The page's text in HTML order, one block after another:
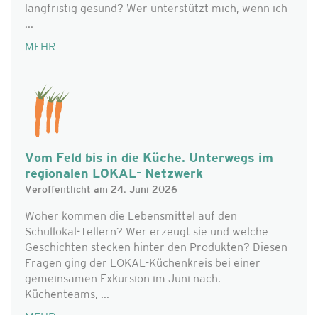
langfristig gesund? Wer unterstützt mich, wenn ich
...
MEHR
Vom Feld bis in die Küche. Unterwegs im
regionalen LOKAL- Netzwerk
Veröffentlicht am 24. Juni 2026
Woher kommen die Lebensmittel auf den
Schullokal-Tellern? Wer erzeugt sie und welche
Geschichten stecken hinter den Produkten? Diesen
Fragen ging der LOKAL-Küchenkreis bei einer
gemeinsamen Exkursion im Juni nach.
Küchenteams, ...